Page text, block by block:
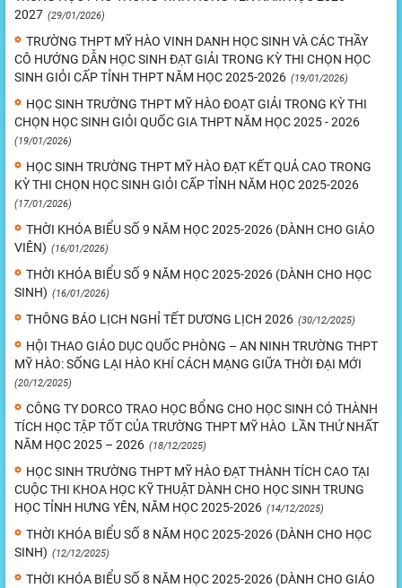
2027 (29/01/2026)
TRƯỜNG THPT MỸ HÀO VINH DANH HỌC SINH VÀ CÁC THẦY
CÔ HƯỚNG DẪN HỌC SINH ĐẠT GIẢI TRONG KỲ THI CHỌN HỌC
SINH GIỎI CẤP TỈNH THPT NĂM HỌC 2025-2026 (19/01/2026)
HỌC SINH TRƯỜNG THPT MỸ HÀO ĐOẠT GIẢI TRONG KỲ THI
CHỌN HỌC SINH GIỎI QUỐC GIA THPT NĂM HỌC 2025 - 2026
(19/01/2026)
HỌC SINH TRƯỜNG THPT MỸ HÀO ĐẠT KẾT QUẢ CAO TRONG
KỲ THI CHỌN HỌC SINH GIỎI CẤP TỈNH NĂM HỌC 2025-2026
(17/01/2026)
THỜI KHÓA BIỂU SỐ 9 NĂM HỌC 2025-2026 (DÀNH CHO GIÁO
VIÊN) (16/01/2026)
THỜI KHÓA BIỂU SỐ 9 NĂM HỌC 2025-2026 (DÀNH CHO HỌC
SINH) (16/01/2026)
THÔNG BÁO LỊCH NGHỈ TẾT DƯƠNG LỊCH 2026 (30/12/2025)
HỘI THAO GIÁO DỤC QUỐC PHÒNG – AN NINH TRƯỜNG THPT
MỸ HÀO: SỐNG LẠI HÀO KHÍ CÁCH MẠNG GIỮA THỜI ĐẠI MỚI
(20/12/2025)
CÔNG TY DORCO TRAO HỌC BỔNG CHO HỌC SINH CÓ THÀNH
TÍCH HỌC TẬP TỐT CỦA TRƯỜNG THPT MỸ HÀO LẦN THỨ NHẤT
NĂM HỌC 2025 – 2026 (18/12/2025)
HỌC SINH TRƯỜNG THPT MỸ HÀO ĐẠT THÀNH TÍCH CAO TẠI
CUỘC THI KHOA HỌC KỸ THUẬT DÀNH CHO HỌC SINH TRUNG
HỌC TỈNH HƯNG YÊN, NĂM HỌC 2025-2026 (14/12/2025)
THỜI KHÓA BIỂU SỐ 8 NĂM HỌC 2025-2026 (DÀNH CHO HỌC
SINH) (12/12/2025)
THỜI KHÓA BIỂU SỐ 8 NĂM HỌC 2025-2026 (DÀNH CHO GIÁO